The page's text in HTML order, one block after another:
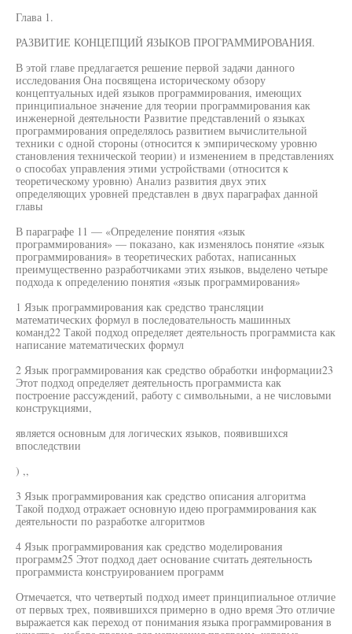
Глава 1.
РАЗВИТИЕ КОНЦЕПЦИЙ ЯЗЫКОВ ПРОГРАММИРОВАНИЯ.
В этой главе предлагается решение первой задачи данного
исследования Она посвящена историческому обзору
концептуальных идей языков программирования, имеющих
принципиальное значение для теории программирования как
инженерной деятельности Развитие представлений о языках
программирования определялось развитием вычислительной
техники с одной стороны (относится к эмпирическому уровню
становления технической теории) и изменением в представлениях
о способах управления этими устройствами (относится к
теоретическому уровню) Анализ развития двух этих
определяющих уровней представлен в двух параграфах данной
главы
В параграфе 11 — «Определение понятия «язык
программирования» — показано, как изменялось понятие «язык
программирования» в теоретических работах, написанных
преимущественно разработчиками этих языков, выделено четыре
подхода к определению понятия «язык программирования»
1 Язык программирования как средство трансляции
математических формул в последовательность машинных
команд22 Такой подход определяет деятельность программиста как
написание математических формул
2 Язык программирования как средство обработки информации23
Этот подход определяет деятельность программиста как
построение рассуждений, работу с символьными, а не числовыми
конструкциями,
является основным для логических языков, появившихся
впоследствии
) ,,
3 Язык программирования как средство описания алгоритма
Такой подход отражает основную идею программирования как
деятельности по разработке алгоритмов
4 Язык программирования как средство моделирования
программ25 Этот подход дает основание считать деятельность
программиста конструированием программ
Отмечается, что четвертый подход имеет принципиальное отличие
от первых трех, появившихся примерно в одно время Это отличие
выражается как переход от понимания языка программирования в